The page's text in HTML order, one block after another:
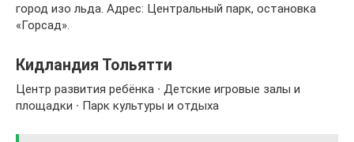
город изо льда. Адрес: Центральный парк, остановка
«Горсад».
Кидландия Тольятти
Центр развития ребёнка ∙ Детские игровые залы и
площадки ∙ Парк культуры и отдыха